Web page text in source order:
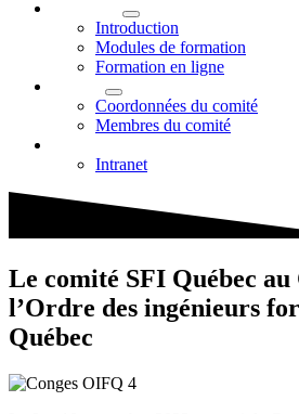
Introduction
Modules de formation
Formation en ligne
Coordonnées du comité
Membres du comité
Intranet
Le comité SFI Québec au
l’Ordre des ingénieurs
Québec